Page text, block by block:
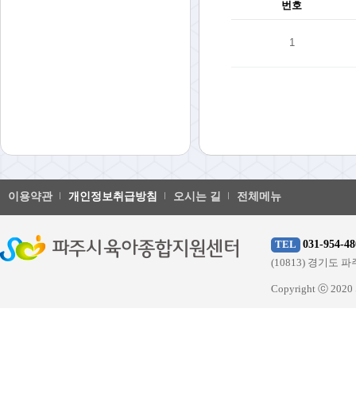
번호
1
이용약관 개인정보취급방침 오시는 길 전체메뉴
TEL 031-954-
(10813) 경기도 파
Copyright ⓒ 2020